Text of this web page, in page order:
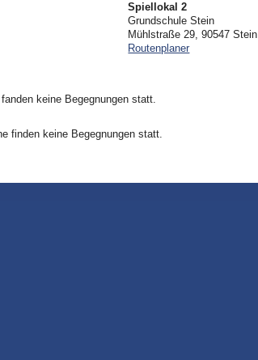
Spiellokal 2
Grundschule Stein
Mühlstraße 29, 90547 Stein
Routenplaner
keine Begegnungen statt.
finden keine Begegnungen statt.